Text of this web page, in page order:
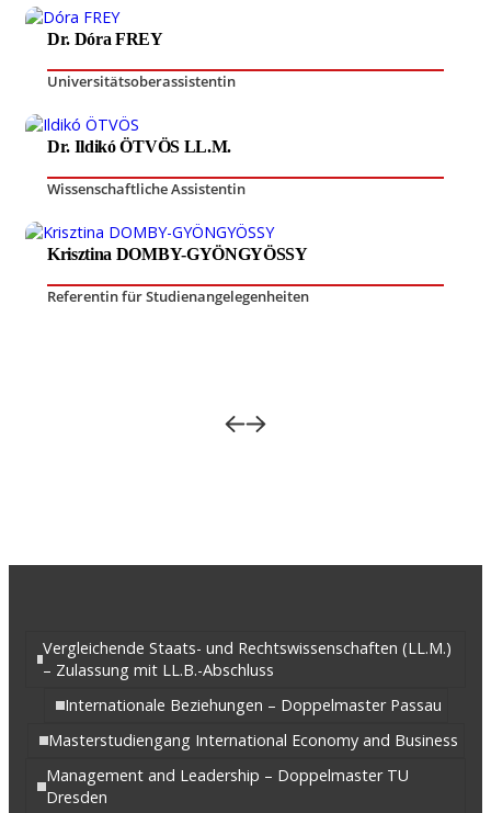
Dr. Dóra FREY
Universitätsoberassistentin
Dr. Ildikó ÖTVÖS LL.M.
Wissenschaftliche Assistentin
Krisztina DOMBY-GYÖNGYÖSSY
Referentin für Studienangelegenheiten
Vergleichende Staats- und Rechtswissenschaften (LL.M.)
– Zulassung mit LL.B.-Abschluss
Internationale Beziehungen – Doppelmaster Passau
Masterstudiengang International Economy and Business
Management and Leadership – Doppelmaster TU
Dresden